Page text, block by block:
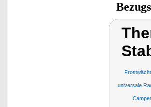
universale